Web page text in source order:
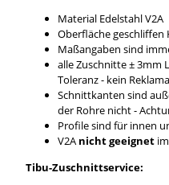
Material Edelstahl V2A
Oberfläche geschliffen
Maßangaben sind
alle Zuschnitte ± 3mm
Toleranz - kein
Schnittkanten sind
der Rohre nicht -
Profile sind für innen
V2A nicht geeignet
Tibu-Zuschnittservice: